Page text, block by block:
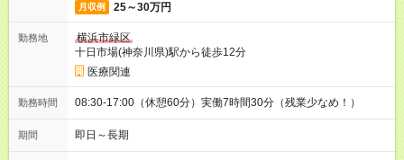
月収例 25～30万円
勤務地
横浜市緑区
十日市場(神奈川県)駅から徒歩12分
医療関連
勤務時間 08:30-17:00（休憩60分）実働7時間30分（残業少なめ！）
期間 即日～長期